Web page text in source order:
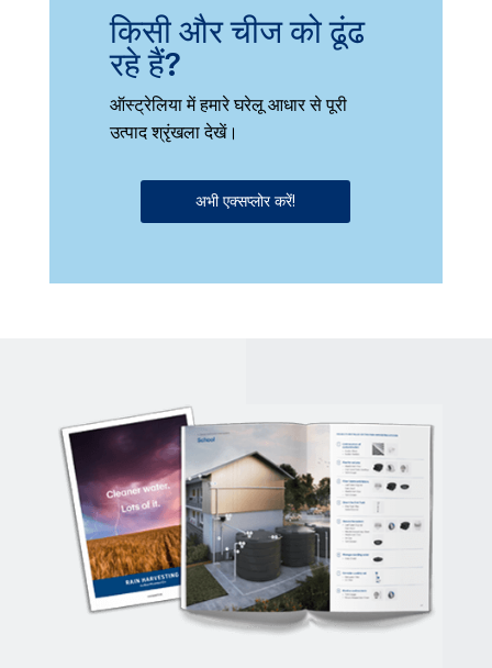
किसी और चीज को ढूंढ
रहे हैं?
ऑस्ट्रेलिया में हमारे घरेलू आधार से पूरी
उत्पाद श्रृंखला देखें।
अभी एक्सप्लोर करें!